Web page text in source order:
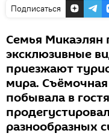
Подписаться
Семья Микаэлян
эксклюзивные
приезжают
мира.
побывала в
разнообразных